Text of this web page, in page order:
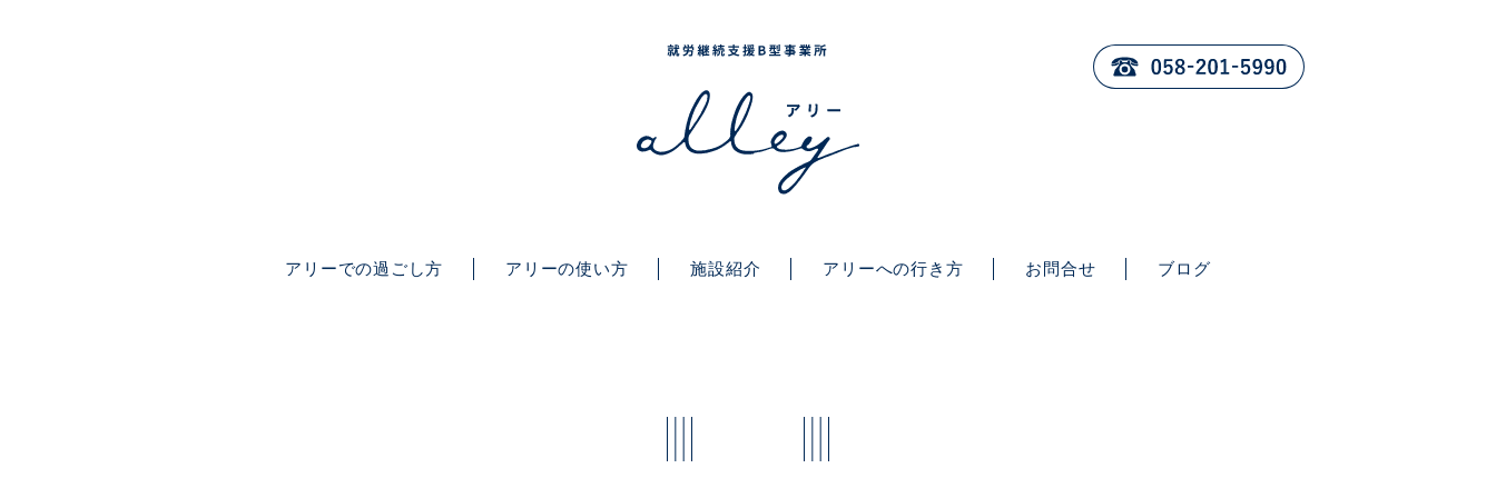
アリーでの過ごし方 アリーの使い方 施設紹介 アリーへの行き方 お問合せ ブログ